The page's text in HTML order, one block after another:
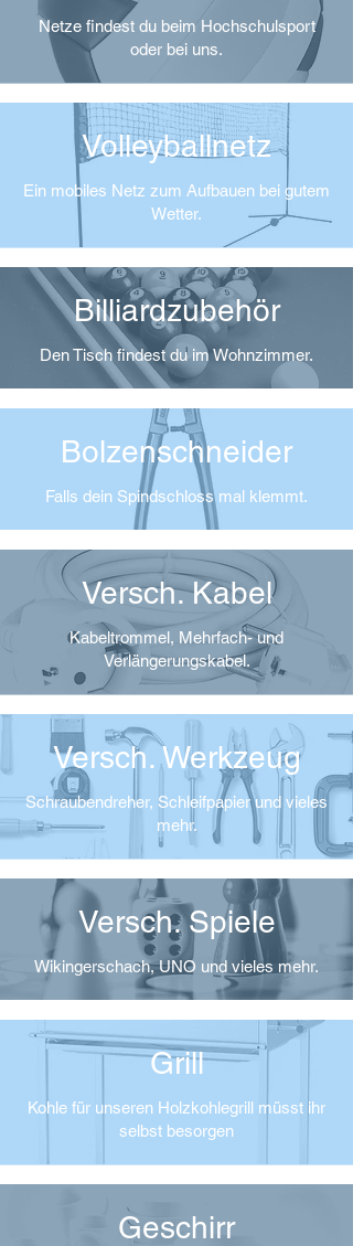
Netze findest du beim Hochschulsport
oder bei uns.
Volleyballnetz
Ein mobiles Netz zum Aufbauen bei gutem
Wetter.
Billiardzubehör
Den Tisch findest du im Wohnzimmer.
Bolzenschneider
Falls dein Spindschloss mal klemmt.
Versch. Kabel
Kabeltrommel, Mehrfach- und
Verlängerungskabel.
Versch. Werkzeug
Schraubendreher, Schleifpapier und vieles
mehr.
Versch. Spiele
Wikingerschach, UNO und vieles mehr.
Grill
Kohle für unseren Holzkohlegrill müsst ihr
selbst besorgen
Geschirr